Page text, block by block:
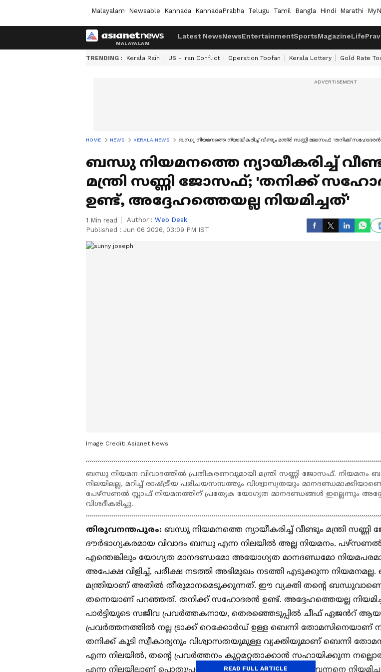
Malayalam Newsable Kannada KannadaPrabha Telugu Tamil Bangla Hindi Marathi
Latest NewsNewsEntertainmentSportsMagazineLife
TRENDING : Kerala Rain US - Iran Conflict Operation Toofan Kerala Lottery Gold Rate
HOME NEWS KERALA NEWS ബന്ധു നിയമനത്തെ ന്യായീകരിച്ച് വീണ്ടും മന്ത്രി സണ്ണി ജോസഫ്; 'തനിക്ക് സഹോദരൻ
ബന്ധു നിയമനത്തെ ന്യായീകരിച്ച്
മന്ത്രി സണ്ണി ജോസഫ്; 'തനിക്ക്
ഉണ്ട്, അദ്ദേഹത്തെയല്ല നിയമിച്ചത്'
1 Min read Author : Web Desk
Published : Jun 06 2026, 03:09 PM IST
Image Credit: Asianet News
ബന്ധു നിയമന വിവാദത്തിൽ പ്രതികരണവുമായി മന്ത്രി സണ്ണി ജോസഫ്. നിയമനം
നിലയിലല്ല, മറിച്ച് രാഷ്ട്രീയ പരിചയസമ്പത്തും വിശ്വാസ്യതയും
പേഴ്സണൽ സ്റ്റാഫ് നിയമനത്തിന് പ്രത്യേക യോഗ്യത മാനദണ്ഡങ്ങൾ ഇല്ലെന്നും
വിശദീകരിച്ചു.
തിരുവനന്തപുരം: ബന്ധു നിയമനത്തെ ന്യായീകരിച്ച് വീണ്ടും മന്ത്രി
ദൗർഭാഗ്യകരമായ വിവാദം ബന്ധു എന്ന നിലയിൽ അല്ല നിയമനം. പഴ്സണൽ
എന്തെങ്കിലും യോഗ്യത മാനദണ്ഡമോ അയോഗ്യത മാനദണ്ഡമോ
അപേക്ഷ വിളിച്ച്, പരീക്ഷ നടത്തി അഭിമുഖം നടത്തി എടുക്കുന്ന നിയമനമല്ല.
മന്ത്രിയാണ് അതിൽ തീരുമാനമെടുക്കുന്നത്. ഈ വ്യക്തി തന്റെ
തന്നെയാണ് പറഞ്ഞത്. തനിക്ക് സഹോദരൻ ഉണ്ട്. അദ്ദേഹത്തെയല്ല
പാർട്ടിയുടെ സജീവ പ്രവർത്തകനായ, തെരഞ്ഞെടുപ്പിൽ ചീഫ് ഏജൻറ് ആയ,
പ്രവർത്തനത്തിൽ നല്ല ട്രാക്ക് റെക്കോർഡ് ഉള്ള ബെന്നി തോമസിനെയാണ്
തനിക്ക് കൂടി സ്വീകാര്യനും വിശ്വാസതയുമുള്ള വ്യക്തിയുമാണ് ബെന്നി
എന്ന നിലയിൽ, തന്റെ പ്രവർത്തനം കുറ്റമറ്റതാക്കാൻ സഹായിക്കുന്ന
എന്ന നിലയിലാണ് പൊതുപ്രവർത്തന രംഗത്തെ പരിചയസമ്പന്നനെ
READ FULL ARTICLE